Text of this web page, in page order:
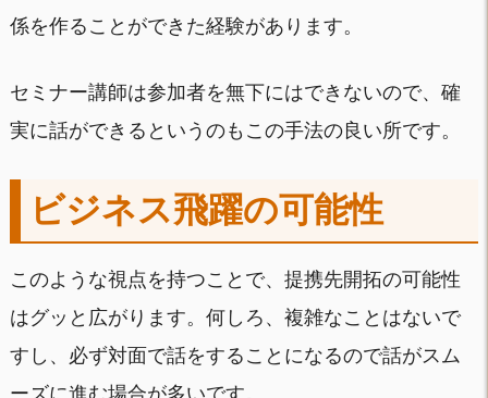
係を作ることができた経験があります。
セミナー講師は参加者を無下にはできないので、確
実に話ができるというのもこの手法の良い所です。
ビジネス飛躍の可能性
このような視点を持つことで、提携先開拓の可能性
はグッと広がります。何しろ、複雑なことはないで
すし、必ず対面で話をすることになるので話がスム